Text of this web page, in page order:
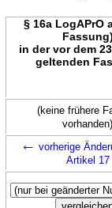
§ 16a LogAPrO
Fassung)
in der vor dem
geltenden
(keine frühere
vorhanden)
← vorherige
Artikel 17